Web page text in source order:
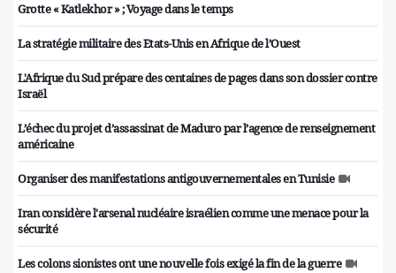
Grotte « Katlekhor » ; Voyage dans le temps
La stratégie militaire des Etats-Unis en Afrique de l’Ouest
L'Afrique du Sud prépare des centaines de pages dans son dossier contre
Israël
L’échec du projet d’assassinat de Maduro par l’agence de renseignement
américaine
Organiser des manifestations antigouvernementales en Tunisie
Iran considère l'arsenal nucléaire israélien comme une menace pour la
sécurité
Les colons sionistes ont une nouvelle fois exigé la fin de la guerre